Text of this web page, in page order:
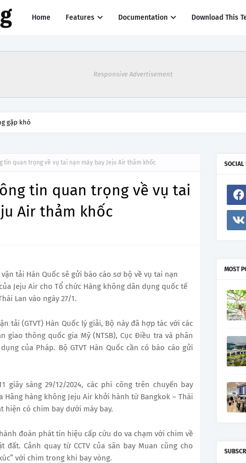
Home Features Documentation Download This
Responsive Advertisement
gặp khó
tin quan trọng về vụ tai nạn máy bay Jeju Air thảm khốc
tin quan trọng về vụ tai
Air thảm khốc
tải Hàn Quốc sẽ gửi báo cáo sơ bộ về vụ tai nạn
Jeju Air cho Tổ chức Hàng không dân dụng quốc tế
Lan vào ngày 27/1.
tải (GTVT) Hàn Quốc lý giải, Bộ này đã hợp tác với các
giao thông quốc gia Mỹ (NTSB), Cục Điều tra và phân
của Pháp. Bộ GTVT Hàn Quốc cần có báo cáo gửi
giây sáng 29/12/2024, các phi công trên chuyến bay
Hãng hàng không Jeju Air khởi hành từ Bangkok – Thái
hiện có chim bay dưới máy bay.
đoàn phát tín hiệu cấp cứu do va chạm với chim về
Cảnh quay từ CCTV của sân bay Muan cũng cho
với chim trong khi bay vòng.
SOCIAL
MOST